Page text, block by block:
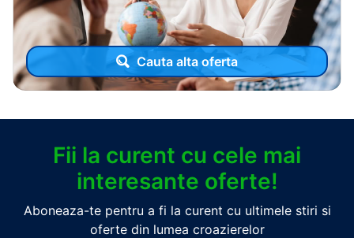
Cauta alta oferta
Fii la curent cu cele mai
interesante oferte!
Aboneaza-te pentru a fi la curent cu ultimele stiri si
oferte din lumea croazierelor